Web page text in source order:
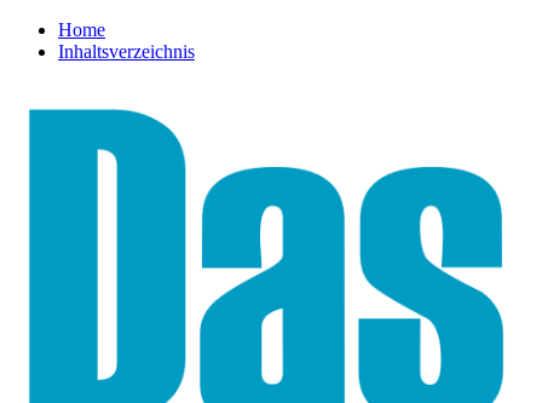
Home
Inhaltsverzeichnis